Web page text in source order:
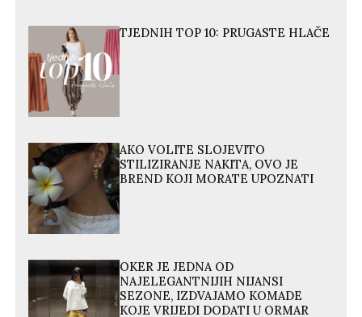
TJEDNIH TOP 10: PRUGASTE HLAČE
AKO VOLITE SLOJEVITO
STILIZIRANJE NAKITA, OVO JE
BREND KOJI MORATE UPOZNATI
OKER JE JEDNA OD
NAJELEGANTNIJIH NIJANSI
SEZONE, IZDVAJAMO KOMADE
KOJE VRIJEDI DODATI U ORMAR